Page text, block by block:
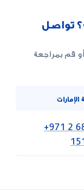
تواصل
قم بمراجعة
‎+971 2